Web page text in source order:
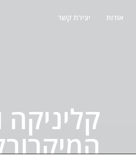
אודות יצירת קשר